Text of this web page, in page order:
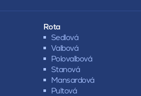
Rota
Sedlová
Valbová
Polovalbová
Stanová
Mansardová
Pultová